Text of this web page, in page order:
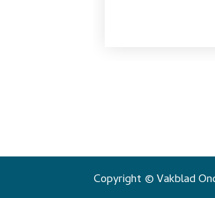
Copyright © Vakblad